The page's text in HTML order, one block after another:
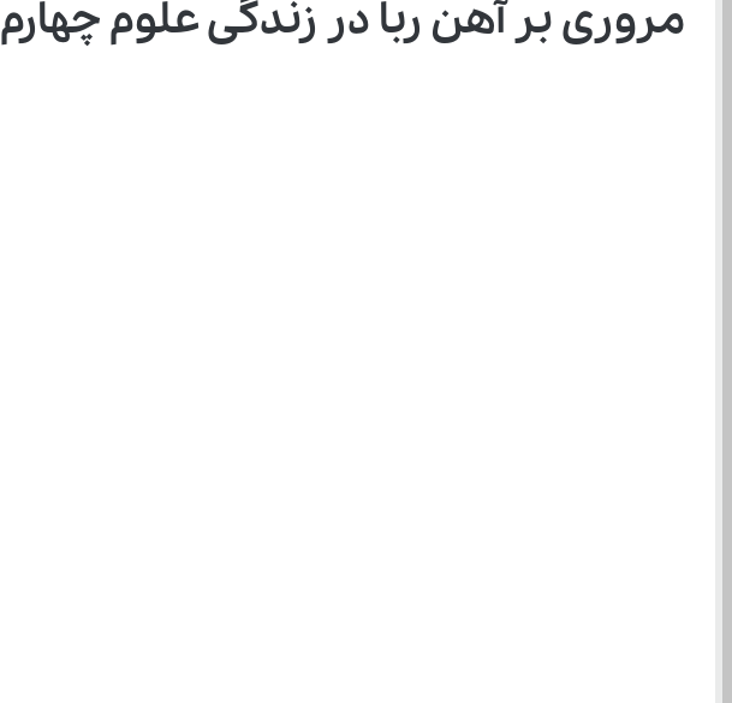
مروری بر آهن ربا در زندگی علوم چهارم